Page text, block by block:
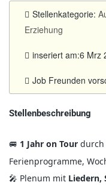
Stellenkategorie:
Erziehung
inseriert am:6 Mrz
Job Freunden
Stellenbeschreibung
🚐 1 Jahr on Tour durch
Ferienprogramme,
🎤 Plenum mit Liedern,